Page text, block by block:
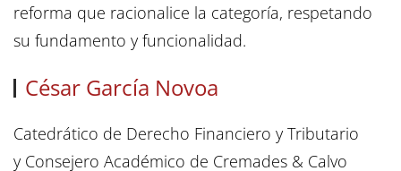
reforma que racionalice la categoría, respetando
su fundamento y funcionalidad.
César García Novoa
Catedrático de Derecho Financiero y Tributario
y Consejero Académico de Cremades & Calvo